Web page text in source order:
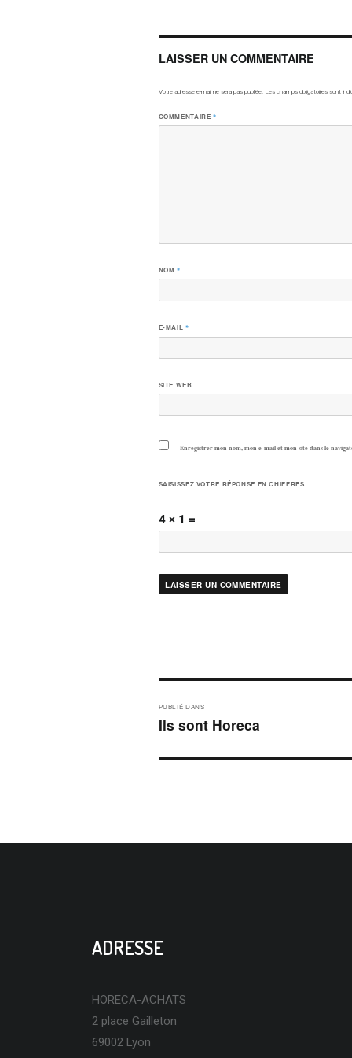
LAISSER UN COMMENTAIRE
Votre adresse e-mail ne sera pas publiée. Les champs obligatoires sont
COMMENTAIRE*
NOM*
E-MAIL *
SITE WEB
Enregistrer mon nom, mon e-mail et mon site dans le
SAISISSEZ VOTRE RÉPONSE EN CHIFFRES
4 × 1 =
DE
PUBLIÉ DANS
Ils sont Horeca
ADRESSE
HORECA-ACHATS
2 place Gailleton
69002 Lyon